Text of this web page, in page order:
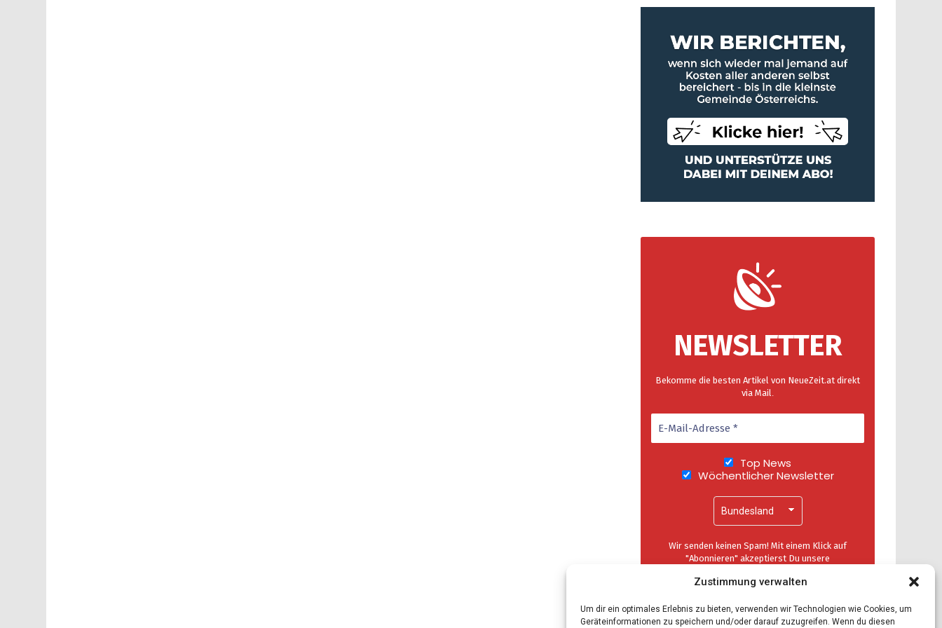
Zustimmung verwalten
Um dir ein optimales Erlebnis zu bieten, verwenden wir Technologien wie Cookies, um
Geräteinformationen zu speichern und/oder darauf zuzugreifen. Wenn du diesen
NEWSLETTER
Bekomme die besten Artikel von NeueZeit.at direkt
via Mail.
Top News
Wöchentlicher Newsletter
Wir senden keinen Spam! Mit einem Klick auf
"Abonnieren" akzeptierst Du unsere